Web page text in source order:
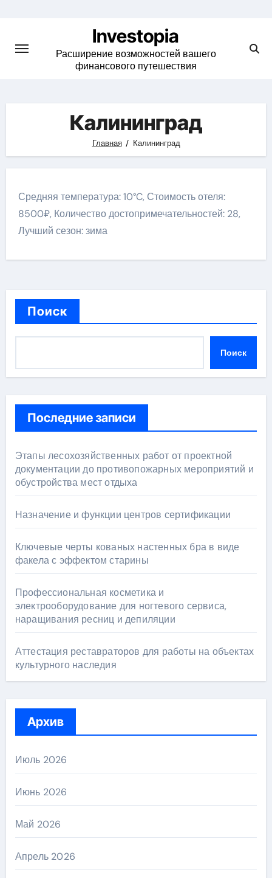
content
Investopia
Расширение возможностей вашего
финансового путешествия
Калининград
Главная Калининград
Средняя температура: 10°C, Стоимость отеля:
8500₽, Количество достопримечательностей: 28,
Лучший сезон: зима
Поиск
Поиск
Последние записи
Этапы лесохозяйственных работ от проектной
документации до противопожарных мероприятий и
обустройства мест отдыха
Назначение и функции центров сертификации
Ключевые черты кованых настенных бра в виде
факела с эффектом старины
Профессиональная косметика и
электрооборудование для ногтевого сервиса,
наращивания ресниц и депиляции
Аттестация реставраторов для работы на объектах
культурного наследия
Архив
Июль 2026
Июнь 2026
Май 2026
Апрель 2026